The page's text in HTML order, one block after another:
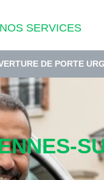
NOS SERVICES
URGENTE SEINE-